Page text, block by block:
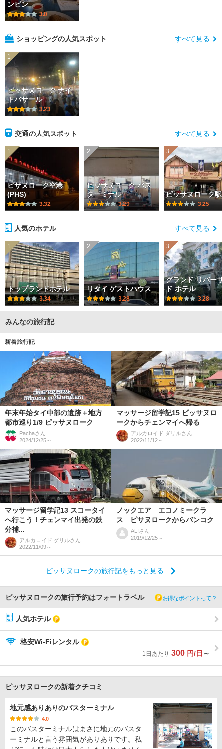
ンビン
3.0
ショッピングの人気スポット すべて見る
1
ピッサヌローク ナイ
トバサール
3.23
交通の人気スポット すべて見る
1
ピサヌローク空港
(PHS)
3.32
2
ピッサヌローク バス
ターミナル
3.29
3
ピッサヌローク駅
3.25
人気のホテル すべて見る
1
トップランドホテル
3.34
2
リタイ ゲストハウス
3.28
3
グランド リバー
ド ホテル
3.28
みんなの旅行記
新着旅行記
年末年始タイ中部の遺跡＋地方
都市巡り1/9 ピッサヌローク
Pachaさん
2024/12/25～
マッサージ留学記15 ピッサヌロ
ークからチェンマイへ帰る
アルカロイド ダリルさん
2022/11/12～
マッサージ留学記13 スコータイ
へ行こう！チェンマイ出発の鉄
分補...
アルカロイド ダリルさん
2022/11/09～
ノックエア エコノミークラ
ス ピサヌロークからバンコク
ALIさん
2019/12/25～
ピッサヌロークの旅行記をもっと見る
ピッサヌロークの旅行予約はフォートラベル お得なポイントって？
人気ホテル
格安Wi-Fiレンタル
1日あたり 300 円/日 ～
ピッサヌロークの新着クチコミ
地元感ありありのバスターミナル
4.0
このバスターミナルはまさに地元のバスタ
ーミナルと言う雰囲気がありありです。私